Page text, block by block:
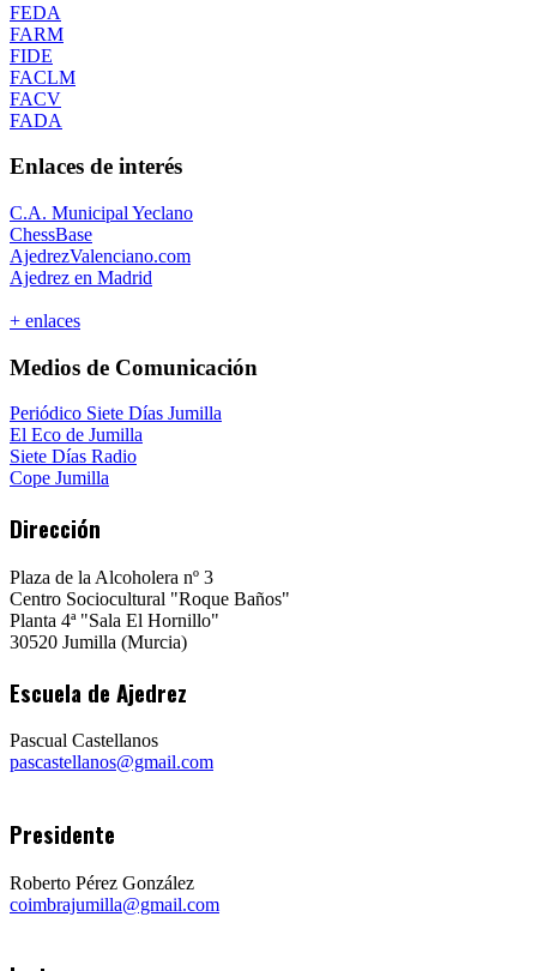
FEDA
FARM
FIDE
FACLM
FACV
FADA
Enlaces de interés
C.A. Municipal Yeclano
ChessBase
AjedrezValenciano.com
Ajedrez en Madrid
+ enlaces
Medios de Comunicación
Periódico Siete Días Jumilla
El Eco de Jumilla
Siete Días Radio
Cope Jumilla
Dirección
Plaza de la Alcoholera nº 3
Centro Sociocultural "Roque Baños"
Planta 4ª "Sala El Hornillo"
30520 Jumilla (Murcia)
Escuela de Ajedrez
Pascual Castellanos
pascastellanos@gmail.com
Presidente
Roberto Pérez González
coimbrajumilla@gmail.com